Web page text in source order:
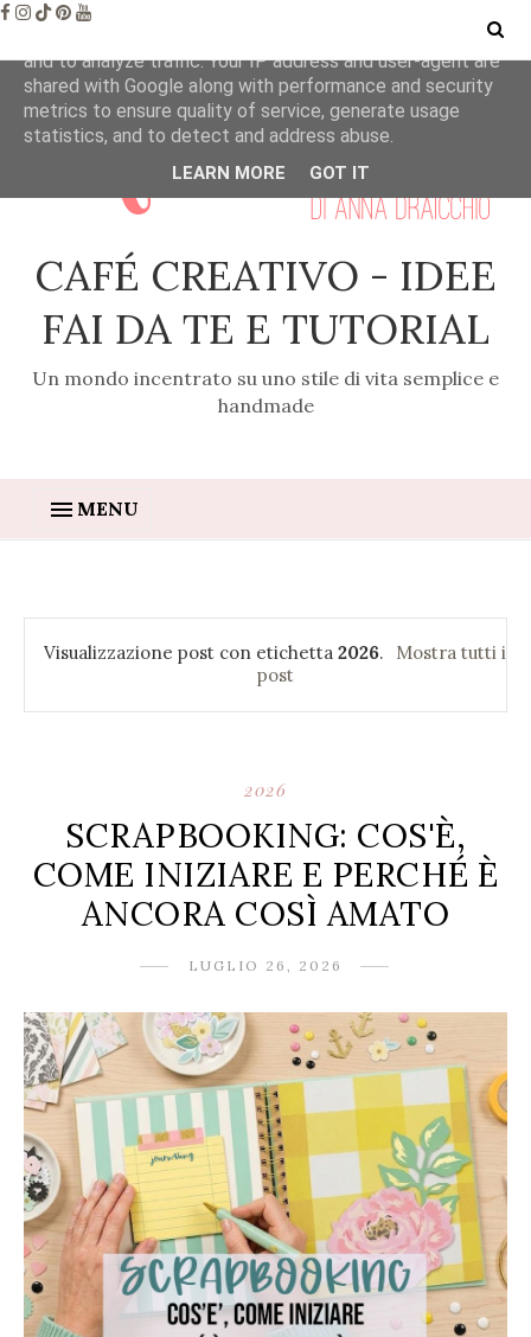
CAFÉ CREATIVO - IDEE
FAI DA TE E TUTORIAL
Un mondo incentrato su uno stile di vita semplice e
handmade
MENU
Visualizzazione post con etichetta2026.
Mostra tutti i
post
2026
SCRAPBOOKING: COS'È,
COME INIZIARE E PERCHÉ È
ANCORA COSÌ AMATO
LUGLIO 26, 2026
This site uses cookies from Google to deliver its services
and to analyze traffic. Your IP address and user-agent are
shared with Google along with performance and security
metrics to ensure quality of service, generate usage
statistics, and to detect and address abuse.
LEARN MORE GOT IT